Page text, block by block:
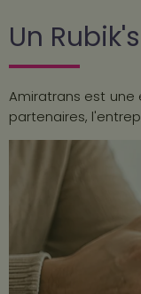
Un
Amiratrans est une
partenaires,